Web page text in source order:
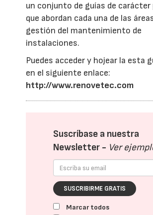
un conjunto de guías de
que abordan cada una de las
gestión del mantenimiento de
instalaciones.
Puedes acceder y hojear la esta
en el siguiente enlace:
http://www.renovetec.com
Suscríbase a nuestra
Newsletter - Ver
SUSCRIBIRME GRATIS
Marcar todos